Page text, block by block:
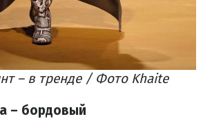
– в тренде / Фото Khaite
– бордовый